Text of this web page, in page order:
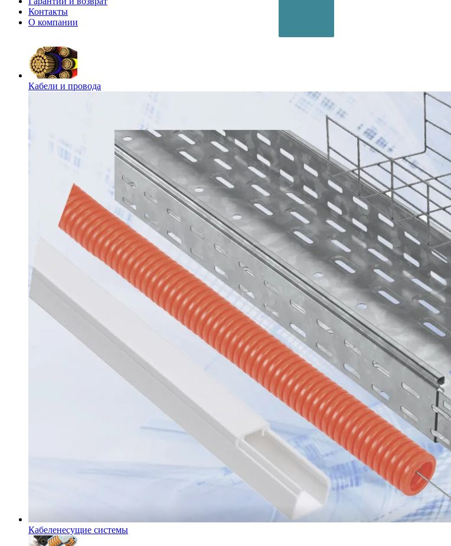
Контакты
О компании
Кабели и провода
Кабеленесущие системы